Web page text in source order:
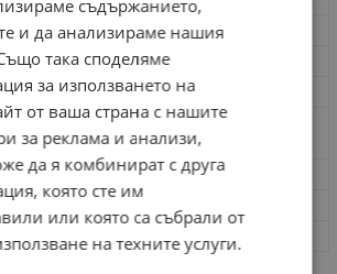
1,4 mg
1,6 mg
18 mg NE
6 mg
2 mg
дневен прием
съдържанието,
и да анализираме нашия
така споделяме
за използването на
от ваша страна с нашите
за реклама и анализи,
да я комбинират с друга
която сте им
или която са събрали от
на техните услуги.